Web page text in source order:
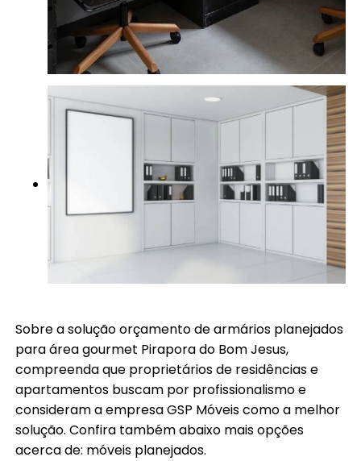
Sobre a solução orçamento de armários planejados
para área gourmet Pirapora do Bom Jesus,
compreenda que proprietários de residências e
apartamentos buscam por profissionalismo e
consideram a empresa GSP Móveis como a melhor
solução. Confira também abaixo mais opções
acerca de: móveis planejados.